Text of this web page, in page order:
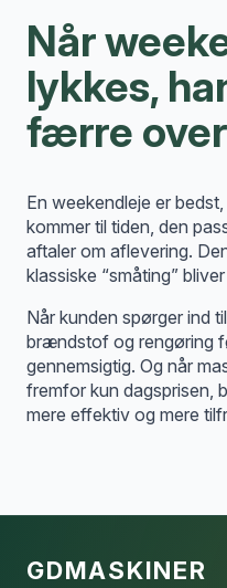
var:
75.000,00 kr..
er:
67.500,00 kr..
Når
lykkes,
færre
En weekendleje er
kommer til tiden, den
aftaler om aflevering.
klassiske “småting”
Når kunden spørger ind
brændstof og rengøring
gennemsigtig. Og når
fremfor kun dagsprisen,
mere effektiv og mere
GDMASKINER